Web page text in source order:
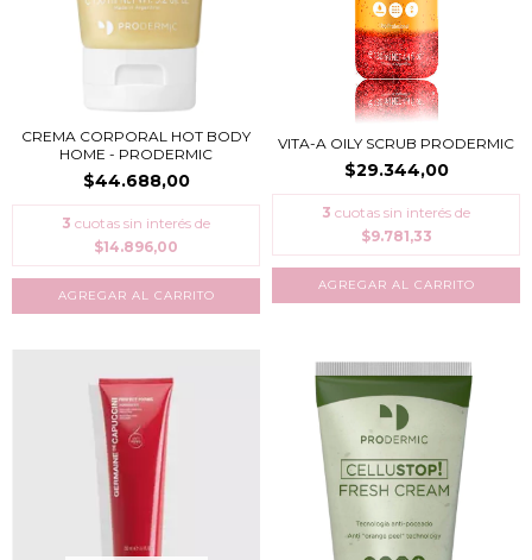
CREMA CORPORAL HOT BODY
HOME - PRODERMIC
$44.688,00
3 cuotas sin interés de
$14.896,00
VITA-A OILY SCRUB PRODERMIC
$29.344,00
3 cuotas sin interés de
$9.781,33